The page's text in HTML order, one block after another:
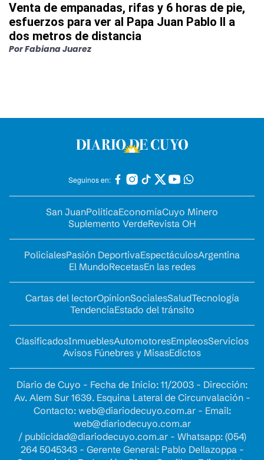
Venta de empanadas, rifas y 6 horas de pie,
esfuerzos para ver al Papa Juan Pablo II a
dos metros de distancia
PorFabiana Juarez
Seguinos en:
San JuanPolíticaEconomíaCuyo Minero
Suplemento VerdeRevista OH
PolicialesPasión DeportivaEspectáculosArgentina
El MundoRecetasEn las redes
Cartas del lectorOpinionSocialesSaludTecnología
TendenciaEstado del tránsito
ClasificadosInmueblesAutomotoresEmpleosServicios
Avisos Fúnebres y MisasEdictos
Diario de Cuyo - Fecha de Inicio: 11/2003 - Dirección:
Av. Alem Sur 1639. Esquina Lateral de Circunvalación -
Contacto: web@diariodecuyo.com.ar- Email:
web@diariodecuyo.com.ar
/ publicidad@diariodecuyo.com.ar- Whatsapp: (054)
264 5045343 - Gerente General: Pablo Dellazoppa -